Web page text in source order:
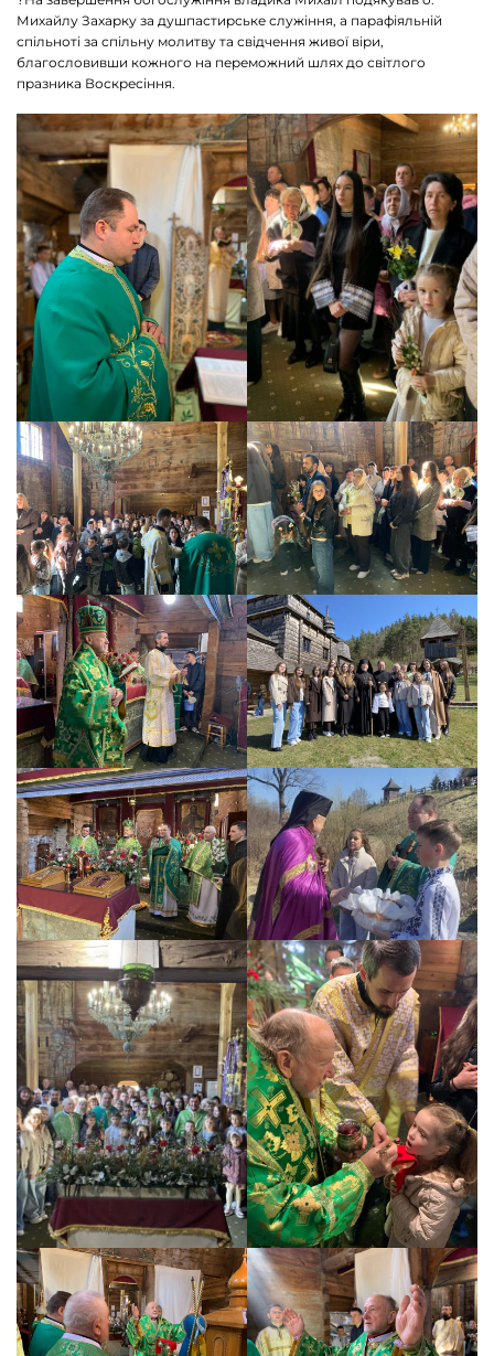
Михайлу Захарку за душпастирське служіння, а парафіяльній
спільноті за спільну молитву та свідчення живої віри,
благословивши кожного на переможний шлях до світлого
празника Воскресіння.